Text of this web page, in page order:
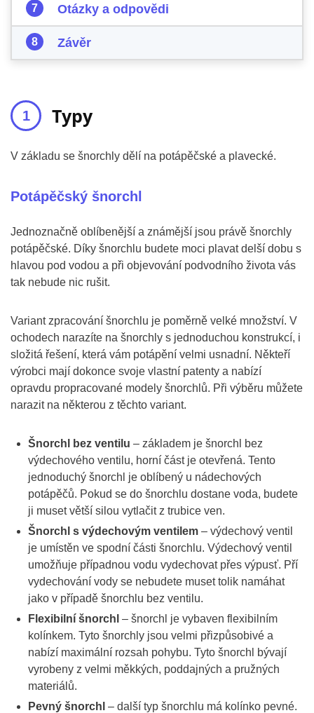
Otázky a odpovědi
Závěr
Typy
V základu se šnorchly dělí na potápěčské a plavecké.
Potápěčský šnorchl
Jednoznačně oblíbenější a známější jsou právě šnorchly
potápěčské. Díky šnorchlu budete moci plavat delší dobu s
hlavou pod vodou a při objevování podvodního života vás
tak nebude nic rušit.
Variant zpracování šnorchlu je poměrně velké množství. V
ochodech narazíte na šnorchly s jednoduchou konstrukcí, i
složitá řešení, která vám potápění velmi usnadní. Někteří
výrobci mají dokonce svoje vlastní patenty a nabízí
opravdu propracované modely šnorchlů. Při výběru můžete
narazit na některou z těchto variant.
Šnorchl bez ventilu – základem je šnorchl bez
výdechového ventilu, horní část je otevřená. Tento
jednoduchý šnorchl je oblíbený u nádechových
potápěčů. Pokud se do šnorchlu dostane voda, budete
ji muset větší silou vytlačit z trubice ven.
Šnorchl s výdechovým ventilem – výdechový ventil
je umístěn ve spodní části šnorchlu. Výdechový ventil
umožňuje případnou vodu vydechovat přes výpusť. Pří
vydechování vody se nebudete muset tolik namáhat
jako v případě šnorchlu bez ventilu.
Flexibilní šnorchl – šnorchl je vybaven flexibilním
kolínkem. Tyto šnorchly jsou velmi přizpůsobivé a
nabízí maximální rozsah pohybu. Tyto šnorchl bývají
vyrobeny z velmi měkkých, poddajných a pružných
materiálů.
Pevný šnorchl – další typ šnorchlu má kolínko pevné.